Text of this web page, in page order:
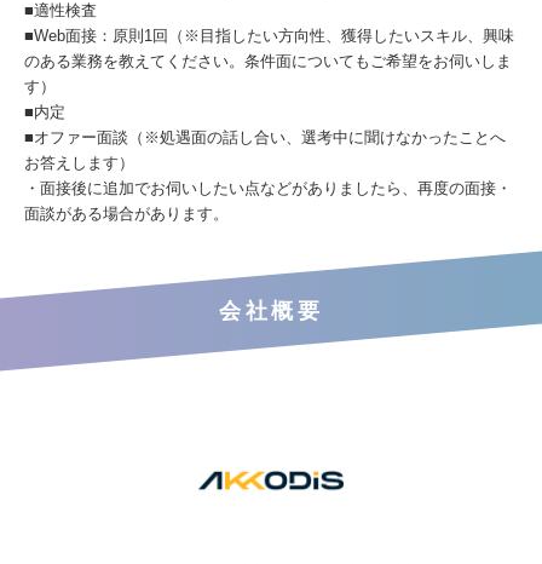
■適性検査
■Web面接：原則1回（※目指したい方向性、獲得したいスキル、興味
のある業務を教えてください。条件面についてもご希望をお伺いしま
す）
■内定
■オファー面談（※処遇面の話し合い、選考中に聞けなかったことへ
お答えします）
・面接後に追加でお伺いしたい点などがありましたら、再度の面接・
面談がある場合があります。
会社概要